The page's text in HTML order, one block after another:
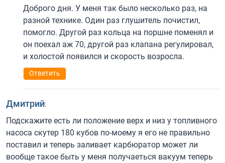
Доброго дня. У меня так было несколько раз, на
разной технике. Один раз глушитель почистил,
помогло. Другой раз кольца на поршне поменял и
он поехал аж 70, другой раз клапана регулировал,
и холостой появился и скорость возросла.
Ответить
Дмитрий:
Подскажите есть ли положение верх и низ у топливного
насоса скутер 180 кубов по-моему я его не правильно
поставил и теперь заливает карбюратор может ли
вообще такое быть у меня получаеться вакуум теперь